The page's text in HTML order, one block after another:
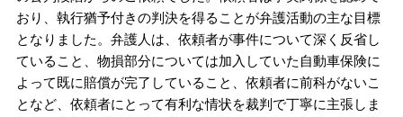
おり、執行猶予付きの判決を得ることが弁護活動の主な目標
となりました。弁護人は、依頼者が事件について深く反省し
ていること、物損部分については加入していた自動車保険に
よって既に賠償が完了していること、依頼者に前科がないこ
となど、依頼者にとって有利な情状を裁判で丁寧に主張しま